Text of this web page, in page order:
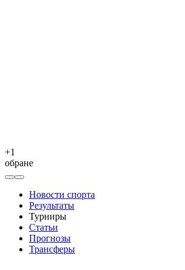
+1
обране
Новости спорта
Результаты
Турниры
Статьи
Прогнозы
Трансферы